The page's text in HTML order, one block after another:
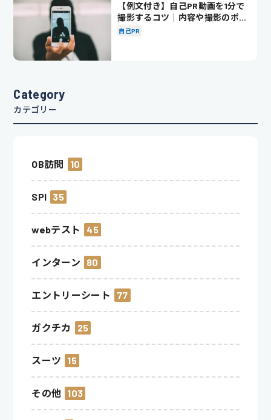
【例文付き】自己PR動画を1分で
撮影するコツ｜内容や撮影のポイ
ントも解説
自己PR
Category
カテゴリー
OB訪問 10
SPI 35
webテスト 45
インターン 80
エントリーシート 77
ガクチカ 25
スーツ 15
その他 103